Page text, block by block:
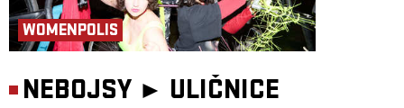
WOMENPOLIS
NEBOJSY ► ULIČNICE